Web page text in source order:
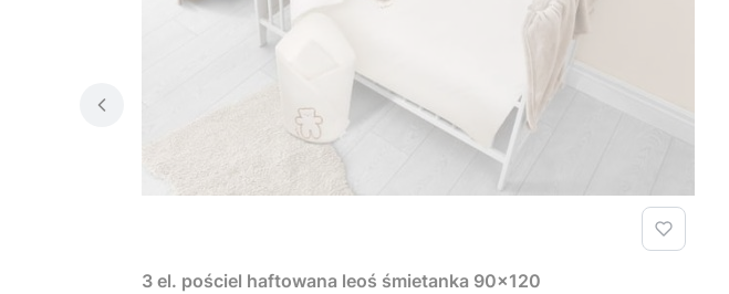
3 el. pościel haftowana leoś śmietanka 90x120